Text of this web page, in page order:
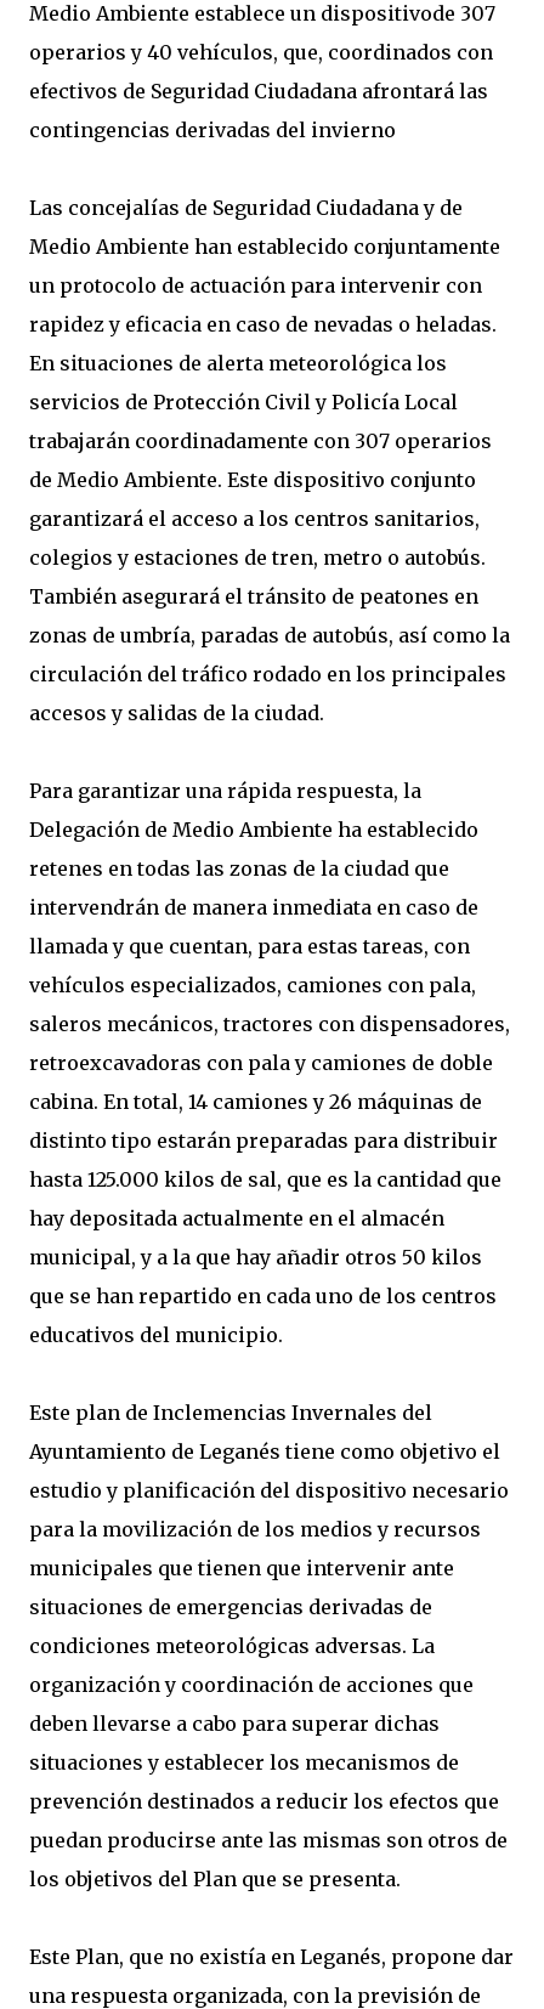
Medio Ambiente establece un dispositivode 307
operarios y 40 vehículos, que, coordinados con
efectivos de Seguridad Ciudadana afrontará las
contingencias derivadas del invierno
Las concejalías de Seguridad Ciudadana y de
Medio Ambiente han establecido conjuntamente
un protocolo de actuación para intervenir con
rapidez y eficacia en caso de nevadas o heladas.
En situaciones de alerta meteorológica los
servicios de Protección Civil y Policía Local
trabajarán coordinadamente con 307 operarios
de Medio Ambiente. Este dispositivo conjunto
garantizará el acceso a los centros sanitarios,
colegios y estaciones de tren, metro o autobús.
También asegurará el tránsito de peatones en
zonas de umbría, paradas de autobús, así como la
circulación del tráfico rodado en los principales
accesos y salidas de la ciudad.
Para garantizar una rápida respuesta, la
Delegación de Medio Ambiente ha establecido
retenes en todas las zonas de la ciudad que
intervendrán de manera inmediata en caso de
llamada y que cuentan, para estas tareas, con
vehículos especializados, camiones con pala,
saleros mecánicos, tractores con dispensadores,
retroexcavadoras con pala y camiones de doble
cabina. En total, 14 camiones y 26 máquinas de
distinto tipo estarán preparadas para distribuir
hasta 125.000 kilos de sal, que es la cantidad que
hay depositada actualmente en el almacén
municipal, y a la que hay añadir otros 50 kilos
que se han repartido en cada uno de los centros
educativos del municipio.
Este plan de Inclemencias Invernales del
Ayuntamiento de Leganés tiene como objetivo el
estudio y planificación del dispositivo necesario
para la movilización de los medios y recursos
municipales que tienen que intervenir ante
situaciones de emergencias derivadas de
condiciones meteorológicas adversas. La
organización y coordinación de acciones que
deben llevarse a cabo para superar dichas
situaciones y establecer los mecanismos de
prevención destinados a reducir los efectos que
puedan producirse ante las mismas son otros de
los objetivos del Plan que se presenta.
Este Plan, que no existía en Leganés, propone dar
una respuesta organizada, con la previsión de